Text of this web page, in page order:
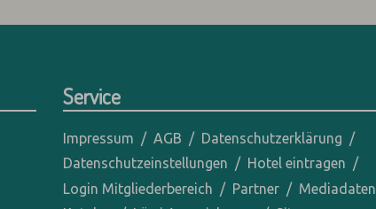
Service
Impressum AGB
Datenschutzerklärung
Datenschutzeinstellungen
Hotel eintragen
Login Mitgliederbereich
Partner
Mediadaten